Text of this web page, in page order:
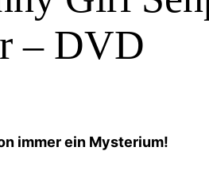
– DVD
immer ein Mysterium!